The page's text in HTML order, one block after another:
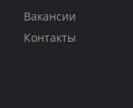
Вакансии
Контакты